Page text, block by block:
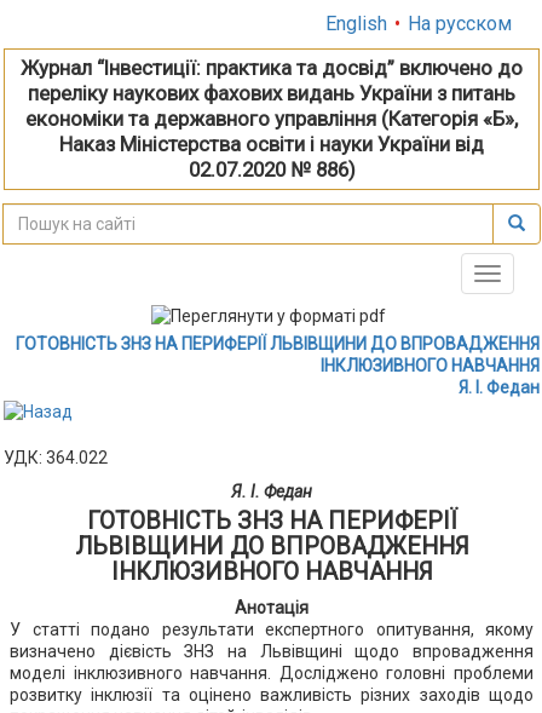
English • На русском
Журнал “Інвестиції: практика та досвід” включено до
переліку наукових фахових видань України з питань
економіки та державного управління (Категорія «Б»,
Наказ Міністерства освіти і науки України від
02.07.2020 № 886)
Toggle
ГОТОВНІСТЬ ЗНЗ НА ПЕРИФЕРІЇ ЛЬВІВЩИНИ ДО ВПРОВАДЖЕННЯ
ІНКЛЮЗИВНОГО НАВЧАННЯ
Я. І. Федан
УДК: 364.022
Я. І. Федан
ГОТОВНІСТЬ ЗНЗ НА ПЕРИФЕРІЇ
ЛЬВІВЩИНИ ДО ВПРОВАДЖЕННЯ
ІНКЛЮЗИВНОГО НАВЧАННЯ
Анотація
У статті подано результати експертного опитування, якому
визначено дієвість ЗНЗ на Львівщині щодо впровадження
моделі інклюзивного навчання. Досліджено головні проблеми
розвитку інклюзії та оцінено важливість різних заходів щодо